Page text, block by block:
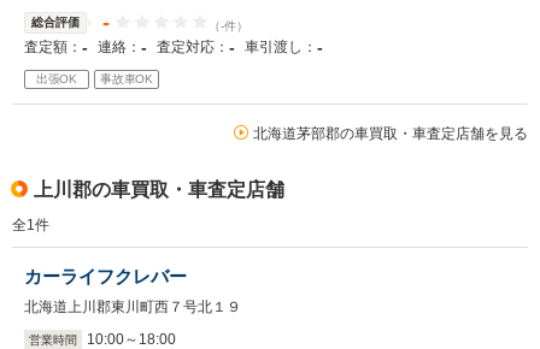
総合評価 - （-件）
査定額： - 連絡： - 査定対応： - 車引渡し： -
出張OK 事故車OK
北海道茅部郡の車買取・車査定店舗を見る
上川郡の車買取・車査定店舗
全1件
カーライフクレバー
北海道上川郡東川町西７号北１９
営業時間 10:00～ 18:00